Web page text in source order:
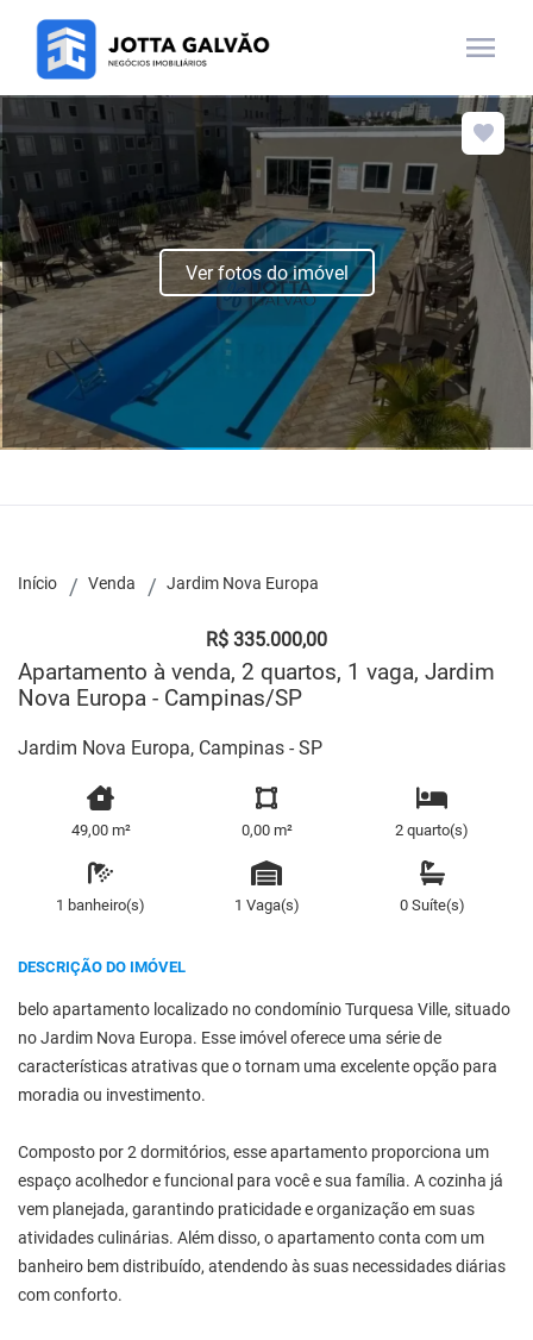
menu
Ver fotos do imóvel
Início Venda Jardim Nova Europa
R$ 335.000,00
Apartamento à venda, 2 quartos, 1 vaga, Jardim
Nova Europa - Campinas/SP
Jardim Nova Europa, Campinas - SP
49,00 m² 0,00 m² 2 quarto(s)
1 banheiro(s) 1 Vaga(s) 0 Suíte(s)
DESCRIÇÃO DO IMÓVEL
belo apartamento localizado no condomínio Turquesa Ville, situado
no Jardim Nova Europa. Esse imóvel oferece uma série de
características atrativas que o tornam uma excelente opção para
moradia ou investimento.
Composto por 2 dormitórios, esse apartamento proporciona um
espaço acolhedor e funcional para você e sua família. A cozinha já
vem planejada, garantindo praticidade e organização em suas
atividades culinárias. Além disso, o apartamento conta com um
banheiro bem distribuído, atendendo às suas necessidades diárias
com conforto.